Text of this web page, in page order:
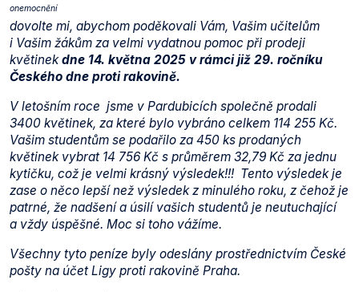
onemocnění
dovolte mi, abychom poděkovali Vám, Vašim učitelům
i Vašim žákům za velmi vydatnou pomoc při prodeji
květinekdne 14. května 2025 v rámci již 29. ročníku
Českého dne proti rakovině.
V letošním roce jsme v Pardubicích společně prodali
3400 květinek, za které bylo vybráno celkem 114 255 Kč.
Vašim studentům se podařilo za 450 ks prodaných
květinek vybrat 14 756 Kč s průměrem 32,79 Kč za jednu
kytičku, což je velmi krásný výsledek!!! Tento výsledek je
zase o něco lepší než výsledek z minulého roku, z čehož je
patrné, že nadšení a úsilí vašich studentů je neutuchající
a vždy úspěšné. Moc si toho vážíme.
Všechny tyto peníze byly odeslány prostřednictvím České
pošty na účet Ligy proti rakovině Praha.